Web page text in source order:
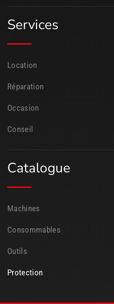
Catalogue
Machines
Consommables
Outils
Protection
Services
Location
Réparation
Occasion
Conseil